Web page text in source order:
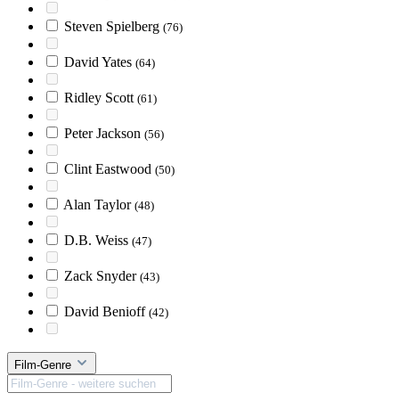
Steven Spielberg (76)
David Yates (64)
Ridley Scott (61)
Peter Jackson (56)
Clint Eastwood (50)
Alan Taylor (48)
D.B. Weiss (47)
Zack Snyder (43)
David Benioff (42)
Film-Genre